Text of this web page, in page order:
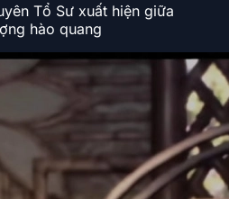
Tổ Sư xuất hiện giữa
hào quang